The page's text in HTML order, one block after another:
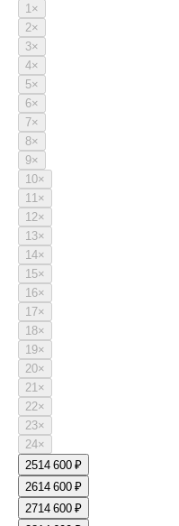
1×
2×
3×
4×
5×
6×
7×
8×
9×
10×
11×
12×
13×
14×
15×
16×
17×
18×
19×
20×
21×
22×
23×
24×
2514 600 ₽
2614 600 ₽
2714 600 ₽